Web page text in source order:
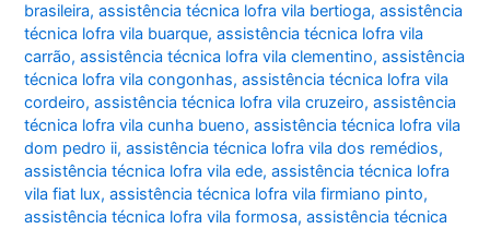
brasileira,assistência técnica lofra vila bertioga,assistência
técnica lofra vila buarque,assistência técnica lofra vila
carrão,assistência técnica lofra vila clementino,assistência
técnica lofra vila congonhas,assistência técnica lofra vila
cordeiro,assistência técnica lofra vila cruzeiro,assistência
técnica lofra vila cunha bueno,assistência técnica lofra vila
dom pedro ii,assistência técnica lofra vila dos remédios,
assistência técnica lofra vila ede,assistência técnica lofra
vila fiat lux,assistência técnica lofra vila firmiano pinto,
assistência técnica lofra vila formosa,assistência técnica